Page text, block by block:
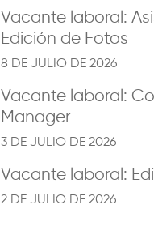
Vacante laboral:
Edición de Fotos
8 DE JULIO DE 2026
Vacante laboral:
Manager
3 DE JULIO DE 2026
Vacante laboral:
2 DE JULIO DE 2026